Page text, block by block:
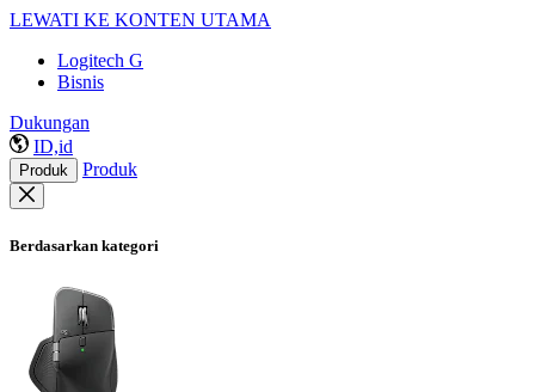
LEWATI KE KONTEN UTAMA
Logitech G
Bisnis
Dukungan
ID,id
Produk Produk
Berdasarkan kategori